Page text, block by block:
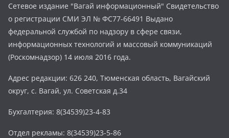
Сетевое издание "Вагай информационный" Свидетельство
о регистрации СМИ ЭЛ № ФС77-66491 Выдано
федеральной службой по надзору в сфере связи,
информационных технологий и массовый коммуникаций
(Роскомнадзор) 14 июля 2016 года.
Адрес редакции: 626 240, Тюменская область, Вагайский
округ, с. Вагай, ул. Советская д.34
Бухгалтерия: 8(34539)23-4-83
Отдел рекламы: 8(34539)23-5-86